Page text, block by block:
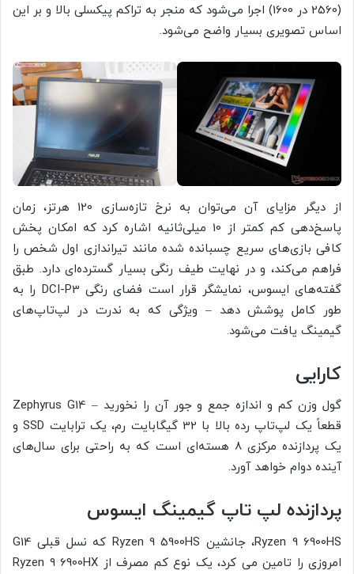
(2560 در 1600) اجرا می‌شود که منجر به تراکم پیکسلی بالا و بر این
اساس تصویری بسیار واضح می‌شود.
از دیگر مزایای آن می‌توان به نرخ تازه‌سازی 120 هرتز، زمان
پاسخ‌دهی کم کمتر از 10 میلی‌ثانیه اشاره کرد که امکان پخش
کافی بازی‌های سریع چسبانده شده مانند تیراندازی اول شخص را
فراهم می‌کند، و در نهایت طیف رنگی بسیار گسترده‌ای دارد. طبق
گفته‌های ایسوس، نمایشگر قرار است فضای رنگی DCI-P3 را به
طور کامل پوشش دهد – ویژگی که به ندرت در لپ‌تاپ‌های
گیمینگ یافت می‌شود.
کارایی
گول وزن کم و اندازه جمع و جور آن را نخورید – Zephyrus G14
قطعاً یک لپ‌تاپ رده بالا با 32 گیگابایت رم، یک ترابایت SSD و
یک پردازنده مرکزی 8 هسته‌ای است که به راحتی برای سال‌های
آینده دوام خواهد آورد.
پردازنده لپ تاپ گیمینگ ایسوس
Ryzen 9 6900HS، جانشین Ryzen 9 5900HS که نسل قبلی G14
امروزی را تامین می کرد، یک نوع کم مصرف از Ryzen 9 6900HX